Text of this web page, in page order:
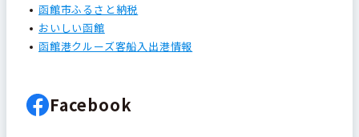
函館市ふるさと納税
おいしい函館
函館港クルーズ客船入出港情報
Facebook